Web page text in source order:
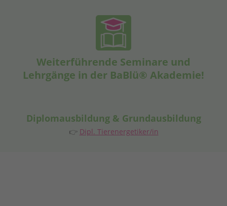
Weiterführende Seminare und
Lehrgänge in der BaBlü® Akademie!
Diplomausbildung & Grundausbildung
👉 Dipl. Tierenergetiker/in